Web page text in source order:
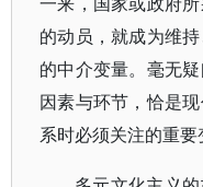
的动员，就成为维
的中介变量。毫无
因素与环节，恰是
系时必须关注的重要